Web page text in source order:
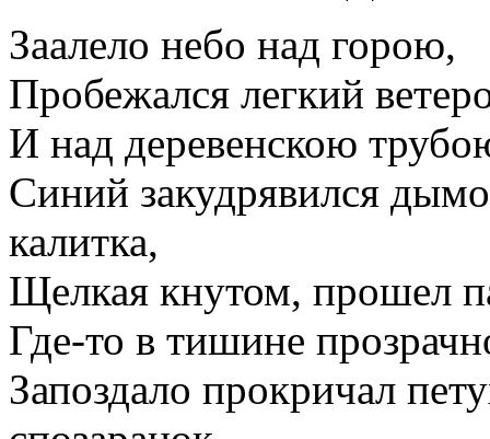
Заалело небо над горою,
Пробежался легкий
И над деревенскою
Синий закудрявился
калитка,
Щелкая кнутом, прошел
Где-то в тишине
Запоздало прокричал